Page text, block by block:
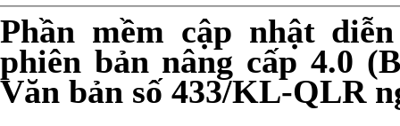
Phần mềm cập nhật
phiên bản nâng cấp 4.0
Văn bản số 433/KL-QLR